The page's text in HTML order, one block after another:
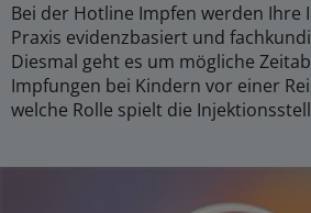
Bei der Hotline Impfen werden Ihre
Praxis evidenzbasiert und
Diesmal geht es um mögliche
Impfungen bei Kindern vor einer
welche Rolle spielt die